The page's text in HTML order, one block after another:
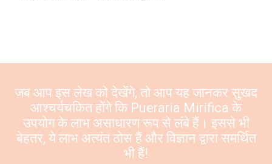
जब आप इस लेख को देखेंगे, तो आप यह जानकर सुखद
आश्चर्यचकित होंगे किPueraria Mirifica के
उपयोग के लाभ असाधारण रूप से लंबे हैं। इससे भी
बेहतर, ये लाभ अत्यंत ठोस हैं और विज्ञान द्वारा समर्थित
भी हैं!